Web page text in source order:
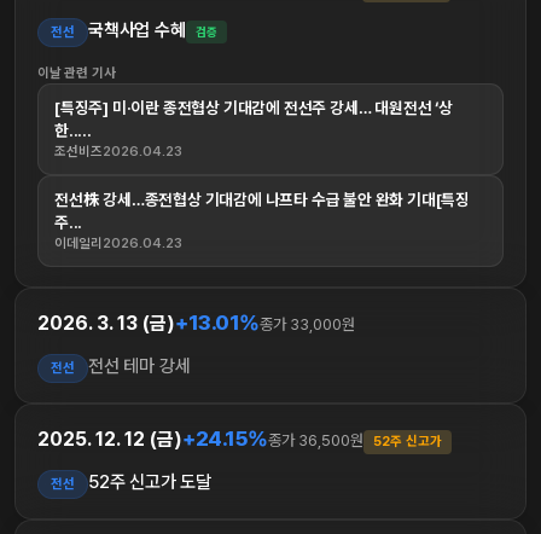
전선 국책사업 수혜 검증
이날 관련 기사
[특징주] 미·이란 종전협상 기대감에 전선주 강세… 대원전선 ‘상
한.....
조선비즈2026.04.23
전선株 강세…종전협상 기대감에 나프타 수급 불안 완화 기대[특징
주...
이데일리 2026.04.23
2026. 3. 13 (금)+13.01%종가 33,000원
전선 전선 테마 강세
2025. 12. 12 (금)+24.15%종가 36,500원 52주 신고가
전선 52주 신고가 도달